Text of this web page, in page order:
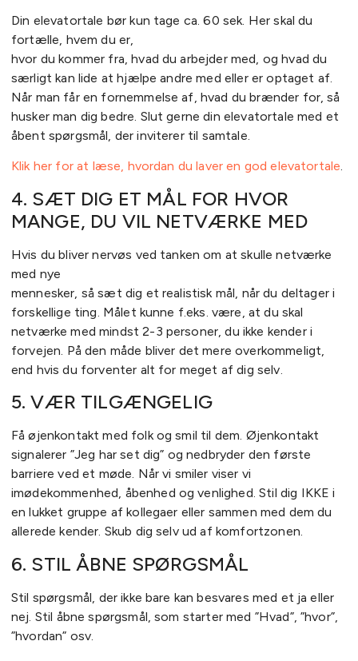
Din elevatortale bør kun tage ca. 60 sek. Her skal du
fortælle, hvem du er,
hvor du kommer fra, hvad du arbejder med, og hvad du
særligt kan lide at hjælpe andre med eller er optaget af.
Når man får en fornemmelse af, hvad du brænder for, så
husker man dig bedre. Slut gerne din elevatortale med et
åbent spørgsmål, der inviterer til samtale.
Klik her for at læse, hvordan du laver en god elevatortale.
4. SÆT DIG ET MÅL FOR HVOR
MANGE, DU VIL NETVÆRKE MED
Hvis du bliver nervøs ved tanken om at skulle netværke
med nye
mennesker, så sæt dig et realistisk mål, når du deltager i
forskellige ting. Målet kunne f.eks. være, at du skal
netværke med mindst 2-3 personer, du ikke kender i
forvejen. På den måde bliver det mere overkommeligt,
end hvis du forventer alt for meget af dig selv.
5. VÆR TILGÆNGELIG
Få øjenkontakt med folk og smil til dem. Øjenkontakt
signalerer ”Jeg har set dig” og nedbryder den første
barriere ved et møde. Når vi smiler viser vi
imødekommenhed, åbenhed og venlighed. Stil dig IKKE i
en lukket gruppe af kollegaer eller sammen med dem du
allerede kender. Skub dig selv ud af komfortzonen.
6. STIL ÅBNE SPØRGSMÅL
Stil spørgsmål, der ikke bare kan besvares med et ja eller
nej. Stil åbne spørgsmål, som starter med ”Hvad”, ”hvor”,
”hvordan” osv.